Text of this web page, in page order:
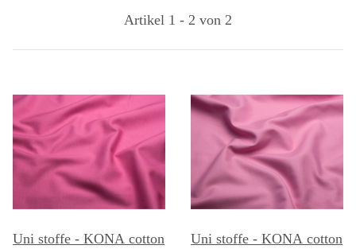
Artikel 1 - 2 von 2
Uni stoffe - KONA cotton
Uni stoffe - KONA cotton